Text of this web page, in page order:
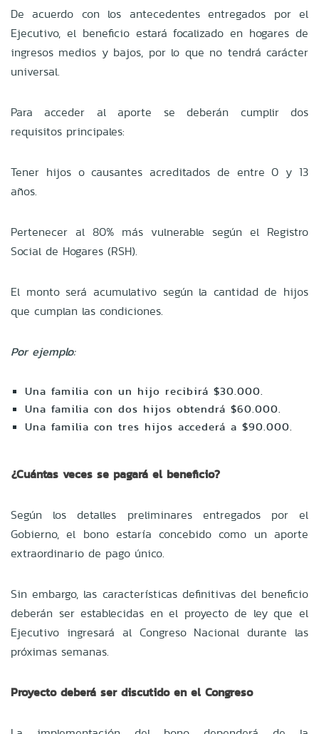
De acuerdo con los antecedentes entregados por el
Ejecutivo, el beneficio estará focalizado en hogares de
ingresos medios y bajos, por lo que no tendrá carácter
universal.
Para acceder al aporte se deberán cumplir dos
requisitos principales:
Tener hijos o causantes acreditados de entre 0 y 13
años.
Pertenecer al 80% más vulnerable según el Registro
Social de Hogares (RSH).
El monto será acumulativo según la cantidad de hijos
que cumplan las condiciones.
Por ejemplo:
Una familia con un hijo recibirá $30.000.
Una familia con dos hijos obtendrá $60.000.
Una familia con tres hijos accederá a $90.000.
¿Cuántas veces se pagará el beneficio?
Según los detalles preliminares entregados por el
Gobierno, el bono estaría concebido como un aporte
extraordinario de pago único.
Sin embargo, las características definitivas del beneficio
deberán ser establecidas en el proyecto de ley que el
Ejecutivo ingresará al Congreso Nacional durante las
próximas semanas.
Proyecto deberá ser discutido en el Congreso